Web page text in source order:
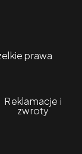
prawa
Reklamacje i
zwroty